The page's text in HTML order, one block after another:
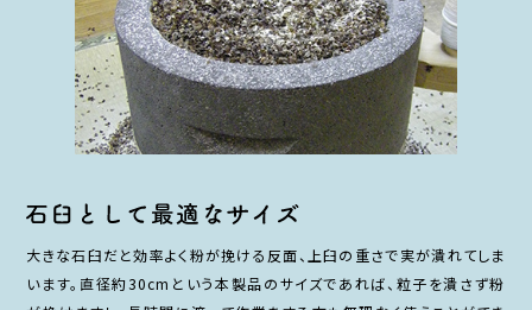
大きな石臼だと効率よく粉が挽ける反面、上臼の重さで実が潰れてしま
います。直径約30cmという本製品のサイズであれば、粒子を潰さず粉